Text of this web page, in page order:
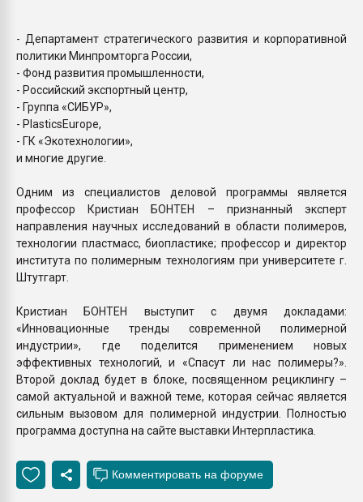
- Департамент стратегического развития и корпоративной
политики Минпромторга России,
- Фонд развития промышленности,
- Российский экспортный центр,
- Группа «СИБУР»,
- PlasticsEurope,
- ГК «Экотехнологии»,
и многие другие.
Одним из специалистов деловой программы является
профессор Кристиан БОНТЕН – признанный эксперт
направления научных исследований в области полимеров,
технологии пластмасс, биопластике; профессор и директор
института по полимерным технологиям при университете г.
Штутгарт.
Кристиан БОНТЕН выступит с двумя докладами:
«Инновационные тренды современной полимерной
индустрии», где поделится применением новых
эффективных технологий, и «Спасут ли нас полимеры?».
Второй доклад будет в блоке, посвященном рециклингу –
самой актуальной и важной теме, которая сейчас является
сильным вызовом для полимерной индустрии. Полностью
программа доступна на сайте выставки Интерпластика.